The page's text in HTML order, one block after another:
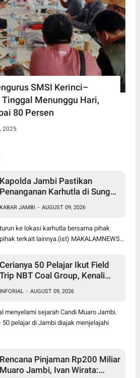
SMSI Kerinci–
Menunggu Hari,
80 Persen
2025
Kapolda Jambi Pastikan
Penanganan Karhutla di Sungai
TNI-Polri dan BPBD Diperkuat
KABAR JAMBI - AUGUST 09, 2026
ke lokasi karhutla bersama pihak
terkait lainnya.(ist) MAKALAMNEWS...
Cerianya 50 Pelajar Ikut Field
Trip NBT Coal Group, Kenali
Jambi
INFORIAL - AUGUST 09, 2026
menyelami sejarah Candi Muaro Jambi.
50 pelajar di Jambi diajak menjelajahi
Rencana Pinjaman Rp200 Miliar
Muaro Jambi, Ivan Wirata: